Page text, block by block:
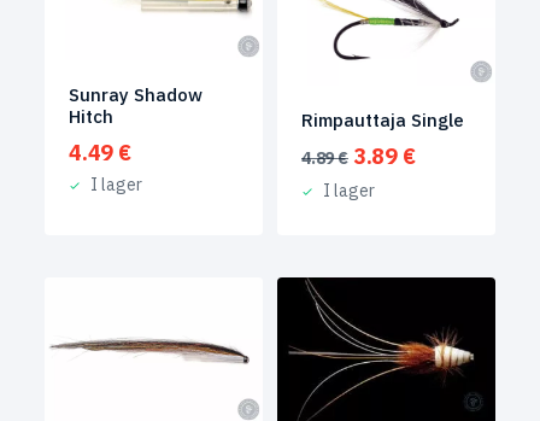
Sunray Shadow
Hitch
4.49 €
I lager
Rimpauttaja Single
4.89€ Det
ursprungliga
priset
3.89 €Det
I lager